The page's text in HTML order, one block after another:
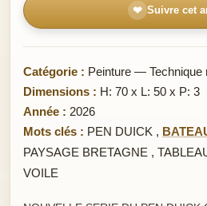
❤ Suivre cet
Catégorie : Peinture — Technique
Dimensions : H: 70 x L: 50 x P: 3
Année : 2026
Mots clés : PEN DUICK ,
PAYSAGE BRETAGNE ,
VOILE